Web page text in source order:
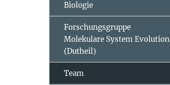
Biologie
Forschungsgruppe
Molekulare System Evolution
(Dutheil)
Team